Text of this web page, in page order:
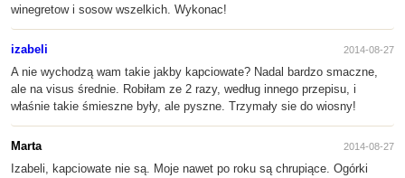
winegretow i sosow wszelkich. Wykonac!
izabeli 2014-08-27
A nie wychodzą wam takie jakby kapciowate? Nadal bardzo smaczne,
ale na visus średnie. Robiłam ze 2 razy, według innego przepisu, i
właśnie takie śmieszne były, ale pyszne. Trzymały sie do wiosny!
Marta 2014-08-27
Izabeli, kapciowate nie są. Moje nawet po roku są chrupiące. Ogórki